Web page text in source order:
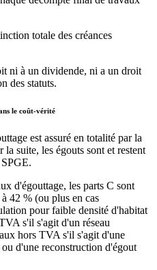
totale des créances
ni à un dividende, ni a un droit
des statuts.
le coût-vérité
est assuré en totalité par la
suite, les égouts sont et restent
d'égouttage, les parts C sont
42 % (ou plus en cas
pour faible densité d'habitat
s'il s'agit d'un réseau
hors TVA s'il s'agit d'une
d'une reconstruction d'égout